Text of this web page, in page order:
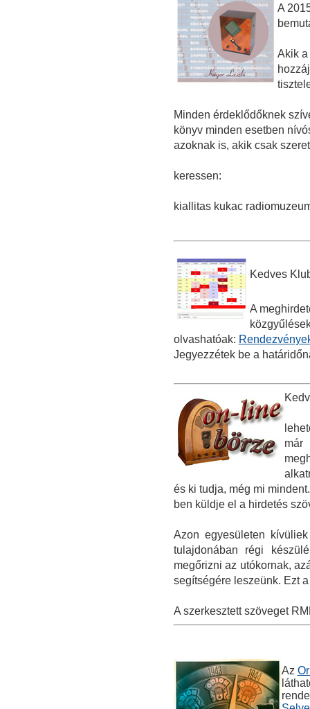
A
Akik
Minden érdeklődőknek
könyv minden esetben
azoknak is, akik csak
keressen:
kiallitas kukac
Kedves
A
olvashatóak:
Jegyezzétek be a
és ki tudja, még mi
ben küldje el a hirdetés
Azon egyesületen
tulajdonában régi
megőrizni az utókornak,
segítségére leszeünk. Ezt
A szerkesztett szöveget
Az